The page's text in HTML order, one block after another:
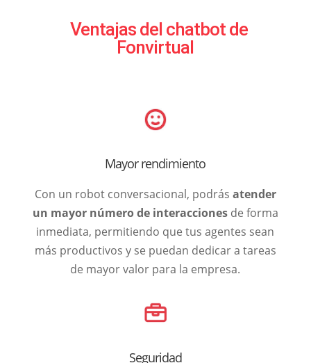
Ventajas del chatbot de
Fonvirtual
Mayor rendimiento
Con un robot conversacional, podrás atender
un mayor número de interaccionesde forma
inmediata, permitiendo que tus agentes sean
más productivos y se puedan dedicar a tareas
de mayor valor para la empresa.
Seguridad